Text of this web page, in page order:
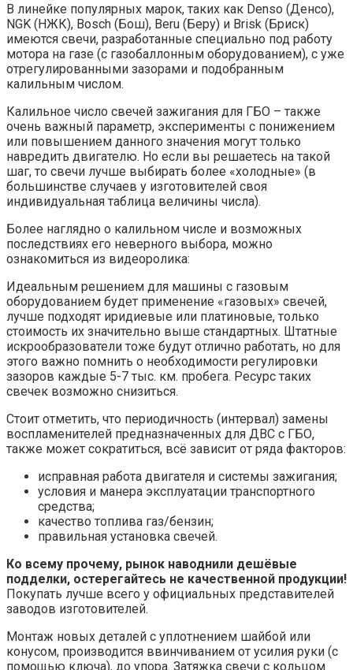
В линейке популярных марок, таких как Denso (Денсо),
NGK (НЖК), Bosch (Бош), Beru (Беру) и Brisk (Бриск)
имеются свечи, разработанные специально под работу
мотора на газе (с газобаллонным оборудованием), с уже
отрегулированными зазорами и подобранным
калильным числом.
Калильное число свечей зажигания для ГБО – также
очень важный параметр, эксперименты с понижением
или повышением данного значения могут только
навредить двигателю. Но если вы решаетесь на такой
шаг, то свечи лучше выбирать более «холодные» (в
большинстве случаев у изготовителей своя
индивидуальная таблица величины числа).
Более наглядно о калильном числе и возможных
последствиях его неверного выбора, можно
ознакомиться из видеоролика:
Идеальным решением для машины с газовым
оборудованием будет применение «газовых» свечей,
лучше подходят иридиевые или платиновые, только
стоимость их значительно выше стандартных. Штатные
искрообразователи тоже будут отлично работать, но для
этого важно помнить о необходимости регулировки
зазоров каждые 5-7 тыс. км. пробега. Ресурс таких
свечек возможно снизиться.
Стоит отметить, что периодичность (интервал) замены
воспламенителей предназначенных для ДВС с ГБО,
также может сократиться, всё зависит от ряда факторов:
исправная работа двигателя и системы зажигания;
условия и манера эксплуатации транспортного
средства;
качество топлива газ/бензин;
правильная установка свечей.
Ко всему прочему, рынок наводнили дешёвые
подделки, остерегайтесь не качественной продукции!
Покупать лучше всего у официальных представителей
заводов изготовителей.
Монтаж новых деталей с уплотнением шайбой или
конусом, производится ввинчиванием от усилия руки (с
помощью ключа), до упора. Затяжка свечи с кольцом